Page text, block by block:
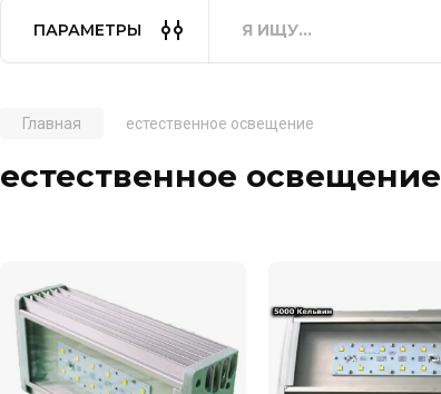
ПАРАМЕТРЫ
Главная естественное освещение
естественное освещение